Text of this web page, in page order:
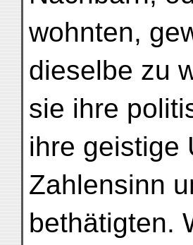
wohnten,
dieselbe zu
sie ihre
ihre geistige
Zahlensinn
bethätigten.